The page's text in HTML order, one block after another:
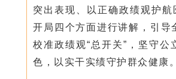
突出表现、以正确政绩观护航
开局四个方面进行讲解，引导
校准政绩观“总开关”，坚守公
色，以实干实绩守护群众健康。